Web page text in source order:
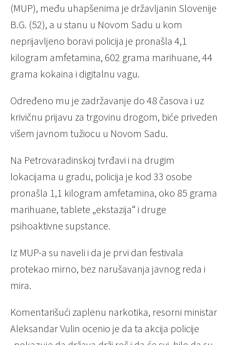
(MUP), među uhapšenima je državljanin Slovenije
B.G. (52), a u stanu u Novom Sadu u kom
neprijavljeno boravi policija je pronašla 4,1
kilogram amfetamina, 602 grama marihuane, 44
grama kokaina i digitalnu vagu.
Određeno mu je zadržavanje do 48 časova i uz
krivičnu prijavu za trgovinu drogom, biće priveden
višem javnom tužiocu u Novom Sadu.
Na Petrovaradinskoj tvrđavi i na drugim
lokacijama u gradu, policija je kod 33 osobe
pronašla 1,1 kilogram amfetamina, oko 85 grama
marihuane, tablete „ekstazija“ i druge
psihoaktivne supstance.
Iz MUP-a su naveli i da je prvi dan festivala
protekao mirno, bez narušavanja javnog reda i
mira.
Komentarišući zaplenu narkotika, resorni ministar
Aleksandar Vulin ocenio je da ta akcija policije